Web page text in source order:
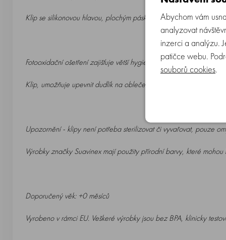
Klip se silikonovou hlavou, plochým páskem a silikonovým
Fotooxidační ošetření zajišťuje větší hygienu a minimalizuje ulpívání
Klip, umožňuje upevnit dudlík na oblečení dítěte a předchází
Upozornění - klipy není potřeba sterilizovat či vyvařovat, pouze
Výrobky značky Suavinex mají použity přírodní barvy, které
Doporučený věk: +0 měsíců
Vyrobeno v rámci EU. Veškeré výrobky jsou bez BPA, klinicky
Abychom vám
analyzovat
inzerci a analýzu.
patičce webu.
souborů cookies.